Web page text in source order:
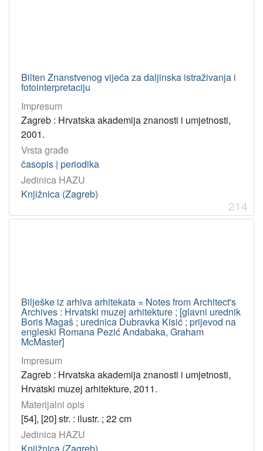
Bilten Znanstvenog vijeća za daljinska istraživanja i
fotointerpretaciju
Impresum
Zagreb : Hrvatska akademija znanosti i umjetnosti,
2001.
Vrsta građe
časopis | periodika
Jedinica HAZU
Knjižnica (Zagreb)
214
Bilješke iz arhiva arhitekata = Notes from Architect's
Archives : Hrvatski muzej arhitekture ; [glavni urednik
Boris Magaš ; urednica Dubravka Kisić ; prijevod na
engleski Romana Pezić Andabaka, Graham
McMaster]
Impresum
Zagreb : Hrvatska akademija znanosti i umjetnosti,
Hrvatski muzej arhitekture, 2011.
Materijalni opis
[54], [20] str. : ilustr. ; 22 cm
Jedinica HAZU
Knjižnica (Zagreb)